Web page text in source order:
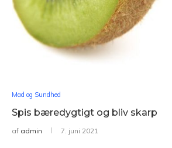
Mad og Sundhed
Spis bæredygtigt og bliv skarp
af admin 7. juni 2021